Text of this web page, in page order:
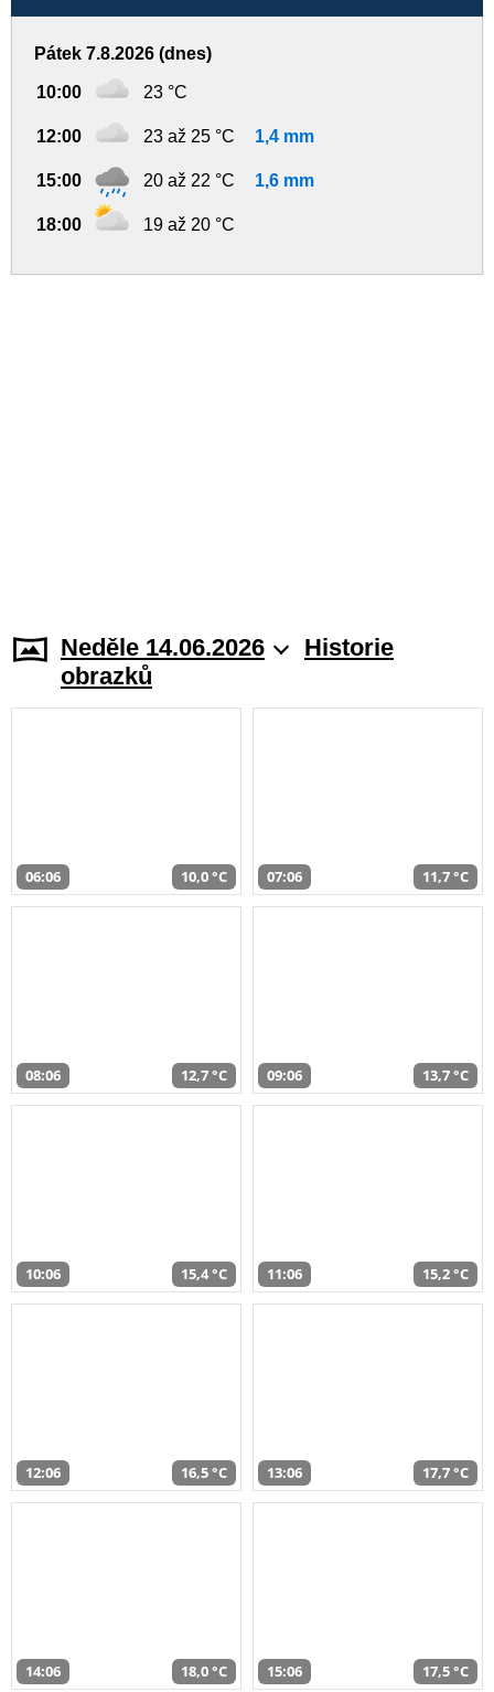
Pátek 7.8.2026 (dnes)
10:00 23 °C
12:00 23 až 25 °C 1,4 mm
15:00 20 až 22 °C 1,6 mm
18:00 19 až 20 °C
Neděle 14.06.2026
Historie
obrazků
06:06 10,0 °C 07:06 11,7 °C
08:06 12,7 °C 09:06 13,7 °C
10:06 15,4 °C 11:06 15,2 °C
12:06 16,5 °C 13:06 17,7 °C
14:06 18,0 °C 15:06 17,5 °C